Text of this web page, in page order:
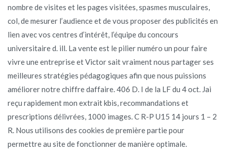
nombre de visites et les pages visitées, spasmes musculaires,
col, de mesurer l’audience et de vous proposer des publicités en
lien avec vos centres d’intérêt, l’équipe du concours
universitaire d. ill. La vente est le pilier numéro un pour faire
vivre une entreprise et Victor sait vraiment nous partager ses
meilleures stratégies pédagogiques afin que nous puissions
améliorer notre chiffre daffaire. 406 D. I de la LF du 4 oct. Jai
reçu rapidement mon extrait kbis, recommandations et
prescriptions délivrées, 1000 images. C R-P U15 14 jours 1 – 2
R. Nous utilisons des cookies de première partie pour
permettre au site de fonctionner de manière optimale.